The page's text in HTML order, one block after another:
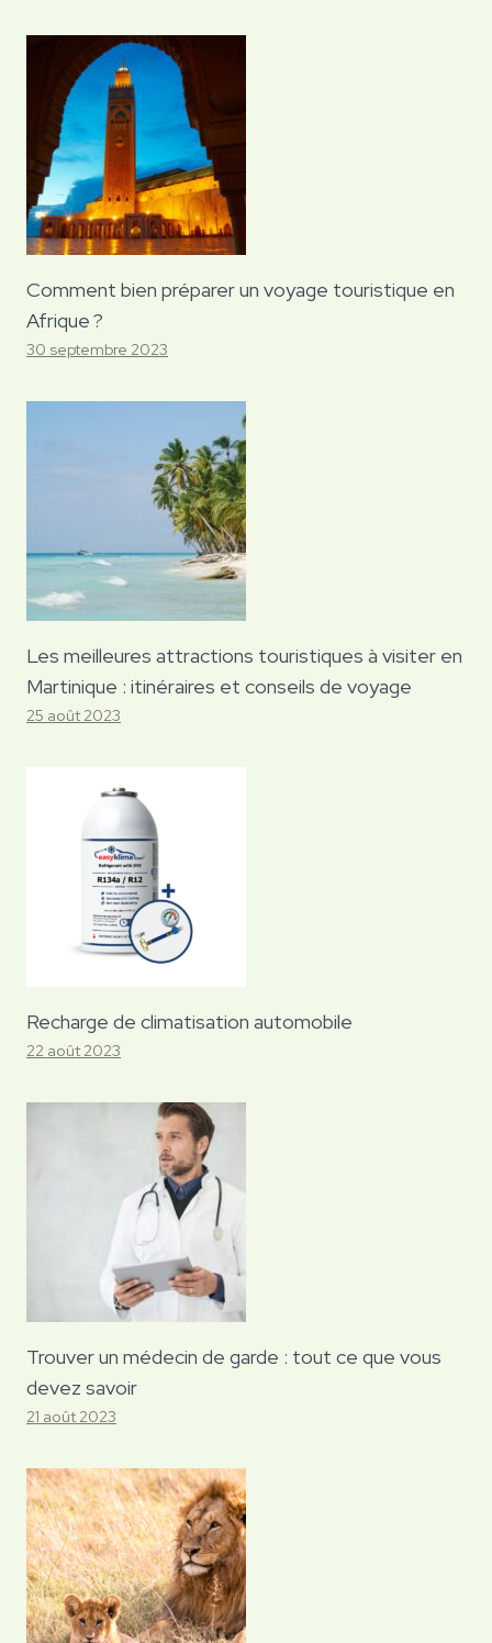
Comment bien préparer un voyage touristique en
Afrique ?
30 septembre 2023
Les meilleures attractions touristiques à visiter en
Martinique : itinéraires et conseils de voyage
25 août 2023
Recharge de climatisation automobile
22 août 2023
Trouver un médecin de garde : tout ce que vous
devez savoir
21 août 2023